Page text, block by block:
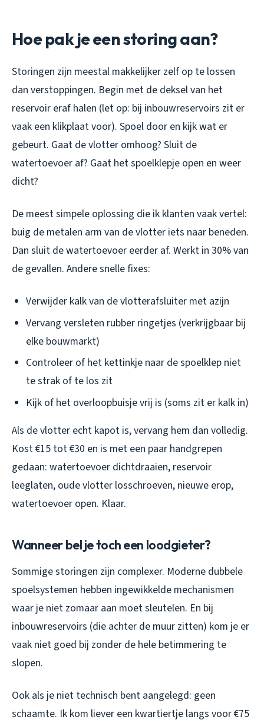
Hoe pak je een storing aan?
Storingen zijn meestal makkelijker zelf op te lossen
dan verstoppingen. Begin met de deksel van het
reservoir eraf halen (let op: bij inbouwreservoirs zit er
vaak een klikplaat voor). Spoel door en kijk wat er
gebeurt. Gaat de vlotter omhoog? Sluit de
watertoevoer af? Gaat het spoelklepje open en weer
dicht?
De meest simpele oplossing die ik klanten vaak vertel:
buig de metalen arm van de vlotter iets naar beneden.
Dan sluit de watertoevoer eerder af. Werkt in 30% van
de gevallen. Andere snelle fixes:
Verwijder kalk van de vlotterafsluiter met azijn
Vervang versleten rubber ringetjes (verkrijgbaar bij
elke bouwmarkt)
Controleer of het kettinkje naar de spoelklep niet
te strak of te los zit
Kijk of het overloopbuisje vrij is (soms zit er kalk in)
Als de vlotter echt kapot is, vervang hem dan volledig.
Kost €15 tot €30 en is met een paar handgrepen
gedaan: watertoevoer dichtdraaien, reservoir
leeglaten, oude vlotter losschroeven, nieuwe erop,
watertoevoer open. Klaar.
Wanneer bel je toch een loodgieter?
Sommige storingen zijn complexer. Moderne dubbele
spoelsystemen hebben ingewikkelde mechanismen
waar je niet zomaar aan moet sleutelen. En bij
inbouwreservoirs (die achter de muur zitten) kom je er
vaak niet goed bij zonder de hele betimmering te
slopen.
Ook als je niet technisch bent aangelegd: geen
schaamte. Ik kom liever een kwartiertje langs voor €75